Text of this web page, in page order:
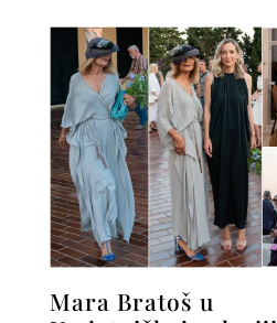
Mara Bratoš u